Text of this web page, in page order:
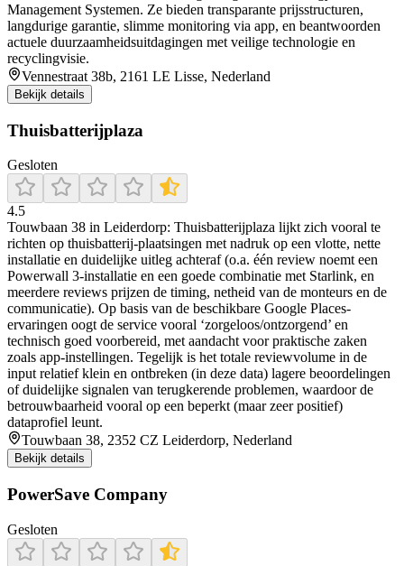
Management Systemen. Ze bieden transparante prijsstructuren,
langdurige garantie, slimme monitoring via app, en beantwoorden
actuele duurzaamheidsuitdagingen met veilige technologie en
recyclingvisie.
Vennestraat 38b, 2161 LE Lisse, Nederland
Bekijk details
Thuisbatterijplaza
Gesloten
4.5
Touwbaan 38 in Leiderdorp: Thuisbatterijplaza lijkt zich vooral te
richten op thuisbatterij-plaatsingen met nadruk op een vlotte, nette
installatie en duidelijke uitleg achteraf (o.a. één review noemt een
Powerwall 3-installatie en een goede combinatie met Starlink, en
meerdere reviews prijzen de timing, netheid van de monteurs en de
communicatie). Op basis van de beschikbare Google Places-
ervaringen oogt de service vooral ‘zorgeloos/ontzorgend’ en
technisch goed voorbereid, met aandacht voor praktische zaken
zoals app-instellingen. Tegelijk is het totale reviewvolume in de
input relatief klein en ontbreken (in deze data) lagere beoordelingen
of duidelijke signalen van terugkerende problemen, waardoor de
betrouwbaarheid vooral op een beperkt (maar zeer positief)
dataprofiel leunt.
Touwbaan 38, 2352 CZ Leiderdorp, Nederland
Bekijk details
PowerSave Company
Gesloten